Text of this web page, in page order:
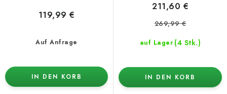
Auf Anfrage
119,99 €
IN DEN KORB
auf Lager (4 Stk.)
211,60 €
269,99 €
IN DEN KORB